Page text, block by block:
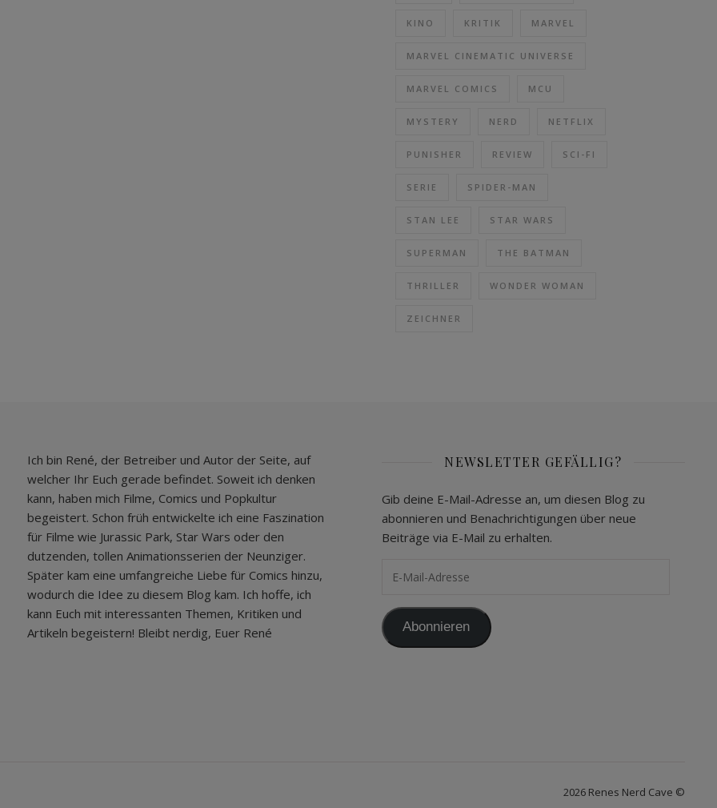
KINO KRITIK MARVEL
MARVEL CINEMATIC UNIVERSE
MARVEL COMICS MCU
MYSTERY NERD NETFLIX
PUNISHER REVIEW SCI-FI
SERIE SPIDER-MAN
STAN LEE STAR WARS
SUPERMAN THE BATMAN
THRILLER WONDER WOMAN
ZEICHNER
Ich bin René, der Betreiber und Autor der Seite, auf
welcher Ihr Euch gerade befindet. Soweit ich denken
kann, haben mich Filme, Comics und Popkultur
begeistert. Schon früh entwickelte ich eine Faszination
für Filme wie Jurassic Park, Star Wars oder den
dutzenden, tollen Animationsserien der Neunziger.
Später kam eine umfangreiche Liebe für Comics hinzu,
wodurch die Idee zu diesem Blog kam. Ich hoffe, ich
kann Euch mit interessanten Themen, Kritiken und
Artikeln begeistern! Bleibt nerdig, Euer René
NEWSLETTER GEFÄLLIG?
Gib deine E-Mail-Adresse an, um diesen Blog zu
abonnieren und Benachrichtigungen über neue
Beiträge via E-Mail zu erhalten.
Abonnieren
2026 Renes Nerd Cave ©